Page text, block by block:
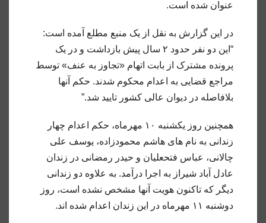
عنوان شده است.
در این گزارش به نقل از یک منبع مطلع آمده است:
“این دو نفر حدود ۲ سال پیش بازداشت و در یک
پرونده مشترک از بابت اتهام «تجاوز به عنف» توسط
مراجع قضایی به اعدام محکوم شدند. حکم آنها
بلافاصله در دیوان عالی کشور تایید شد.”
همچنین روز یکشنبه ۱۰ مهرماه، حکم اعدام چهار
زندانی به نام های هاشم محمودزاده، یوسف علی
چالانی، عباس فتحعلیان و حیدر رمضانی در زندان
عادل آباد شیراز به اجرا درآمد. به علاوه دو زندانی
دیگر که تاکنون هویت آنها مشخص نشده است، روز
دوشنبه ۱۱ مهرماه در این زندان اعدام شده اند.